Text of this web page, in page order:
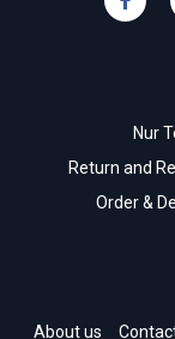
Nur
Return and
Order &
About us